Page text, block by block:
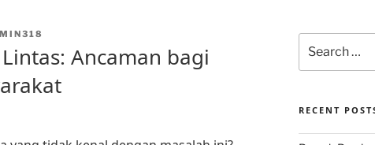
Ancaman bagi
for:
RECENT